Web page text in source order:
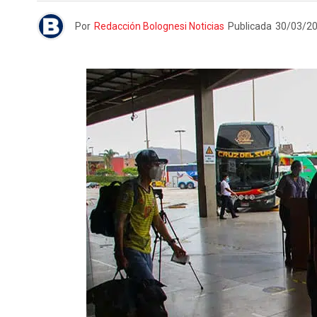
Por Redacción Bolognesi Noticias Publicada 30/03/